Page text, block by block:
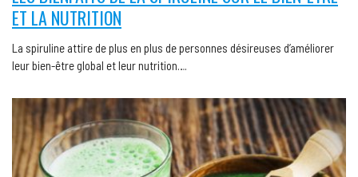
ET LA NUTRITION
La spiruline attire de plus en plus de personnes désireuses d’améliorer
leur bien-être global et leur nutrition….